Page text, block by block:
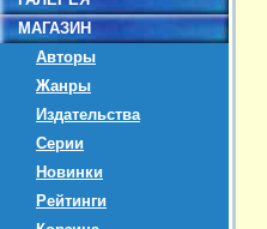
МАГАЗИН
Авторы
Жанры
Издательства
Серии
Новинки
Рейтинги